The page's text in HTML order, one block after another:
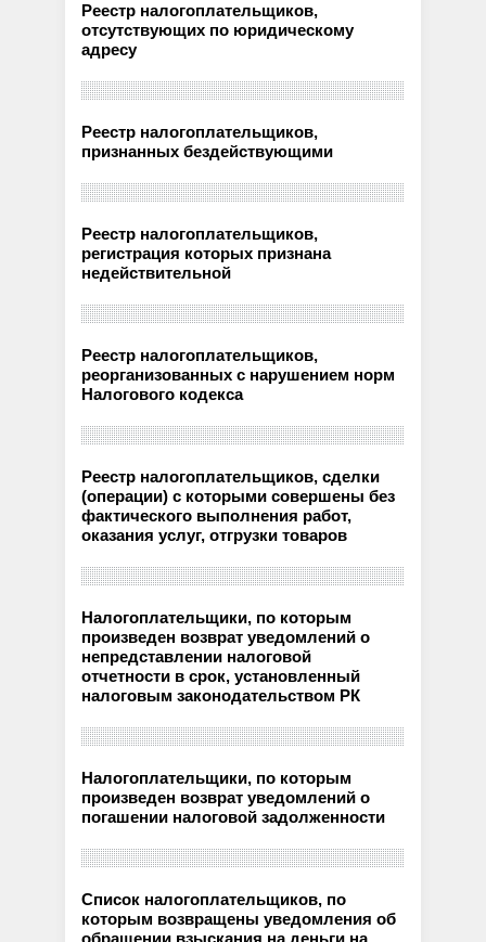
Реестр налогоплательщиков,
отсутствующих по юридическому
адресу
Реестр налогоплательщиков,
признанных бездействующими
Реестр налогоплательщиков,
регистрация которых признана
недействительной
Реестр налогоплательщиков,
реорганизованных с нарушением норм
Налогового кодекса
Реестр налогоплательщиков, сделки
(операции) с которыми совершены без
фактического выполнения работ,
оказания услуг, отгрузки товаров
Налогоплательщики, по которым
произведен возврат уведомлений о
непредставлении налоговой
отчетности в срок, установленный
налоговым законодательством РК
Налогоплательщики, по которым
произведен возврат уведомлений о
погашении налоговой задолженности
Список налогоплательщиков, по
которым возвращены уведомления об
обращении взыскания на деньги на